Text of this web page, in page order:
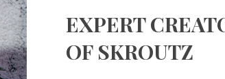
EXPERT
OF SKROUTZ